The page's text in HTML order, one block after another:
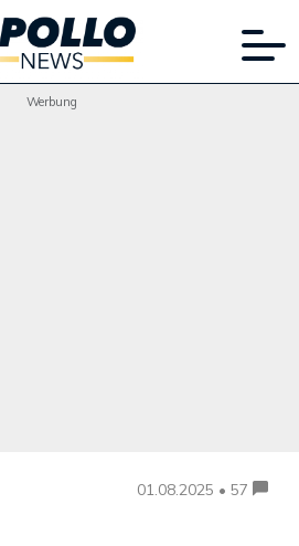
Werbung
01.08.2025 • 57